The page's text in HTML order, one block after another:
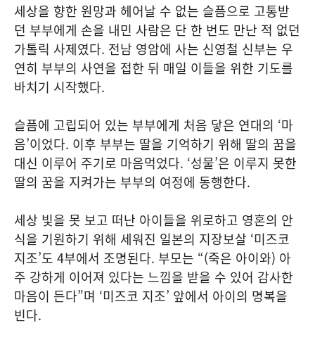
세상을 향한 원망과 헤어날 수 없는 슬픔으로 고통받
던 부부에게 손을 내민 사람은 단 한 번도 만난 적 없던
가톨릭 사제였다. 전남 영암에 사는 신영철 신부는 우
연히 부부의 사연을 접한 뒤 매일 이들을 위한 기도를
바치기 시작했다.
슬픔에 고립되어 있는 부부에게 처음 닿은 연대의 ‘마
음’이었다. 이후 부부는 딸을 기억하기 위해 딸의 꿈을
대신 이루어 주기로 마음먹었다. ‘성물’은 이루지 못한
딸의 꿈을 지켜가는 부부의 여정에 동행한다.
세상 빛을 못 보고 떠난 아이들을 위로하고 영혼의 안
식을 기원하기 위해 세워진 일본의 지장보살 ‘미즈코
지조’도 4부에서 조명된다. 부모는 “(죽은 아이와) 아
주 강하게 이어져 있다는 느낌을 받을 수 있어 감사한
마음이 든다”며 ‘미즈코 지조’ 앞에서 아이의 명복을
빈다.